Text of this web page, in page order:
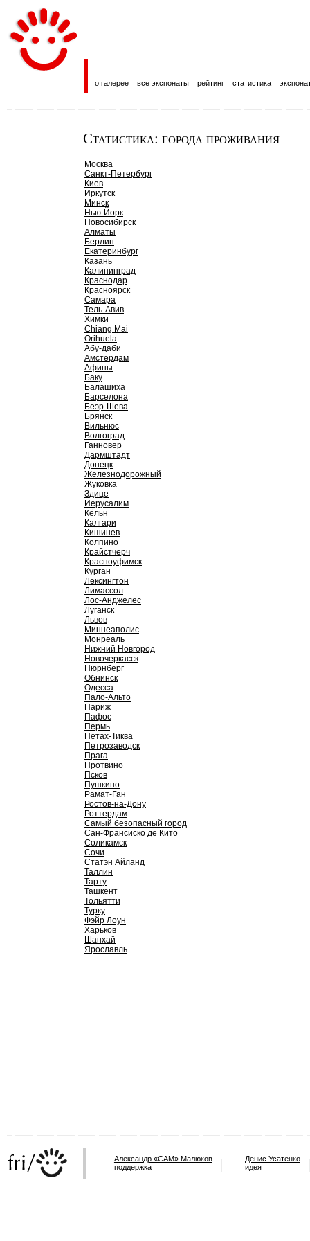
о галерее все экспонаты рейтинг статистика
Статистика: города проживания
Москва
Санкт-Петербург
Киев
Иркутск
Минск
Нью-Йорк
Новосибирск
Алматы
Берлин
Екатеринбург
Казань
Калининград
Краснодар
Красноярск
Самара
Тель-Авив
Химки
Chiang Mai
Orihuela
Абу-даби
Амстердам
Афины
Баку
Балашиха
Барселона
Беэр-Шева
Брянск
Вильнюс
Волгоград
Ганновер
Дармштадт
Донецк
Железнодорожный
Жуковка
Здице
Иерусалим
Кёльн
Калгари
Кишинев
Колпино
Крайстчерч
Красноуфимск
Курган
Лексингтон
Лимассол
Лос-Анджелес
Луганск
Львов
Миннеаполис
Монреаль
Нижний Новгород
Новочеркасск
Нюрнберг
Обнинск
Одесса
Пало-Альто
Париж
Пафос
Пермь
Петах-Тиква
Петрозаводск
Прага
Протвино
Псков
Пушкино
Рамат-Ган
Ростов-на-Дону
Роттердам
Самый безопасный город
Сан-Франсиско де Кито
Соликамск
Сочи
Статэн Айланд
Таллин
Тарту
Ташкент
Тольятти
Турку
Фэйр Лоун
Харьков
Шанхай
Ярославль
Александр «САМ» Малюков
поддержка
Денис Усатенко
идея